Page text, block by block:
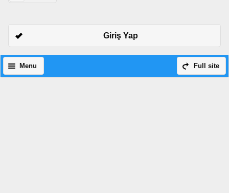
Giriş Yap
Full site
Menu